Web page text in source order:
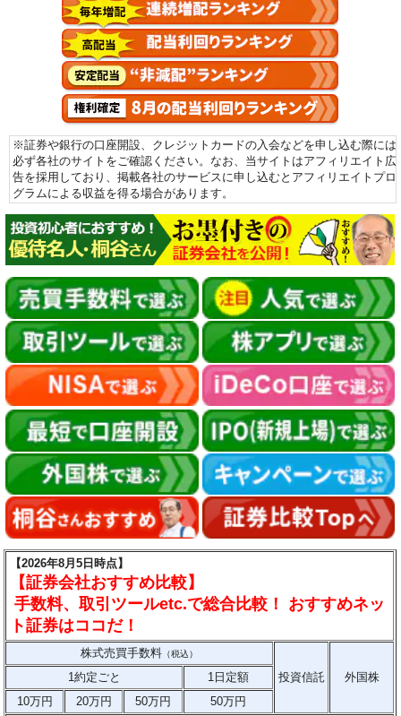
※証券や銀行の口座開設、クレジットカードの入会などを申し込む際には
必ず各社のサイトをご確認ください。なお、当サイトはアフィリエイト広
告を採用しており、掲載各社のサービスに申し込むとアフィリエイトプロ
グラムによる収益を得る場合があります。
【2026年8月5日時点】
【証券会社おすすめ比較】
手数料、取引ツールetc.で総合比較！ おすすめネッ
ト証券はココだ！
株式売買手数料 （税込）
投資信託 外国株
1約定ごと
1日定額
10万円
20万円 50万円 50万円